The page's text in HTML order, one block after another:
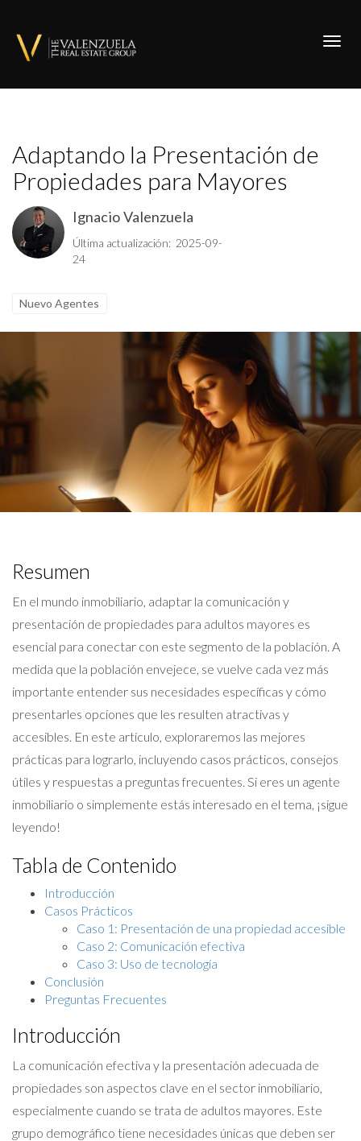
Adaptando la Presentación de
Propiedades para Mayores
Ignacio Valenzuela
Última actualización: 2025-09-
24
Nuevo Agentes
Resumen
En el mundo inmobiliario, adaptar la comunicación y
presentación de propiedades para adultos mayores es
esencial para conectar con este segmento de la población. A
medida que la población envejece, se vuelve cada vez más
importante entender sus necesidades específicas y cómo
presentarles opciones que les resulten atractivas y
accesibles. En este artículo, exploraremos las mejores
prácticas para lograrlo, incluyendo casos prácticos, consejos
útiles y respuestas a preguntas frecuentes. Si eres un agente
inmobiliario o simplemente estás interesado en el tema, ¡sigue
leyendo!
Tabla de Contenido
Introducción
Casos Prácticos
Caso 1: Presentación de una propiedad accesible
Caso 2: Comunicación efectiva
Caso 3: Uso de tecnología
Conclusión
Preguntas Frecuentes
Introducción
La comunicación efectiva y la presentación adecuada de
propiedades son aspectos clave en el sector inmobiliario,
especialmente cuando se trata de adultos mayores. Este
grupo demográfico tiene necesidades únicas que deben ser